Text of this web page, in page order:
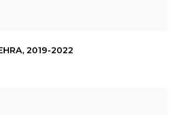
, 2019-2022